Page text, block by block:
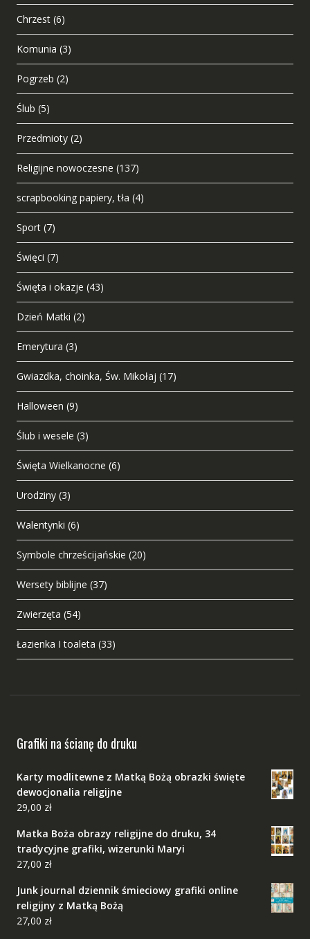
Chrzest (6)
Komunia (3)
Pogrzeb (2)
Ślub (5)
Przedmioty (2)
Religijne nowoczesne (137)
scrapbooking papiery, tła (4)
Sport (7)
Święci (7)
Święta i okazje (43)
Dzień Matki (2)
Emerytura (3)
Gwiazdka, choinka, Św. Mikołaj (17)
Halloween (9)
Ślub i wesele (3)
Święta Wielkanocne (6)
Urodziny (3)
Walentynki (6)
Symbole chrześcijańskie (20)
Wersety biblijne (37)
Zwierzęta (54)
Łazienka I toaleta (33)
Grafiki na ścianę do druku
Karty modlitewne z Matką Bożą obrazki święte
dewocjonalia religijne
29,00 zł
Matka Boża obrazy religijne do druku, 34
tradycyjne grafiki, wizerunki Maryi
27,00 zł
Junk journal dziennik śmieciowy grafiki online
religijny z Matką Bożą
27,00 zł